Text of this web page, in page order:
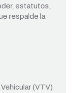
estatutos,
respalde la
(VTV)